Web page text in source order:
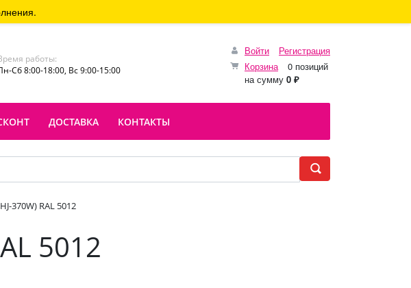
Войти
Регистрация
Корзина
0 позиций
на сумму 0 ₽
работы:
Сб 8:00-18:00, Вс 9:00-15:00
ДОСТАВКА КОНТАКТЫ
370W) RAL 5012
5012